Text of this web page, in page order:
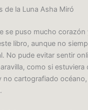
de la Luna Asha Miró
se puso mucho corazón
libro, aunque no
No pude evitar sentir
como si estuviera
no cartografiado